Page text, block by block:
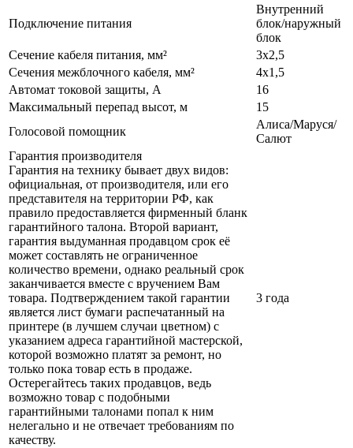
Подключение питания
Внутренний
блок/наружный
блок
Сечение кабеля питания, мм²
3х2,5
Сечения межблочного кабеля, мм²
4х1,5
Автомат токовой защиты, А
16
Максимальный перепад высот, м
15
Голосовой помощник
Алиса/Маруся/
Салют
Гарантия производителя
Гарантия на технику бывает двух видов:
официальная, от производителя, или его
представителя на территории РФ, как
правило предоставляется фирменный бланк
гарантийного талона. Второй вариант,
гарантия выдуманная продавцом срок её
может составлять не ограниченное
количество времени, однако реальный срок
заканчивается вместе с вручением Вам
товара. Подтверждением такой гарантии
является лист бумаги распечатанный на
принтере (в лучшем случаи цветном) с
указанием адреса гарантийной мастерской,
которой возможно платят за ремонт, но
только пока товар есть в продаже.
Остерегайтесь таких продавцов, ведь
возможно товар с подобными
гарантийными талонами попал к ним
нелегально и не отвечает требованиям по
качеству.
3 года